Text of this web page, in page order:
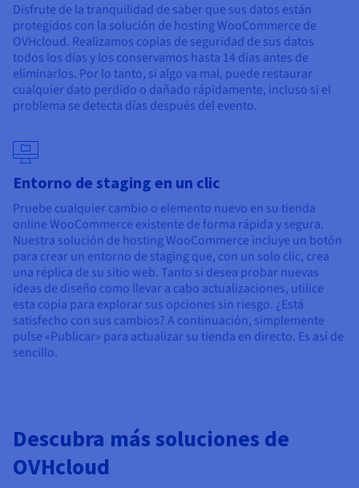
Disfrute de la tranquilidad de saber que sus datos están
protegidos con la solución de hosting WooCommerce de
OVHcloud. Realizamos copias de seguridad de sus datos
todos los días y los conservamos hasta 14 días antes de
eliminarlos. Por lo tanto, si algo va mal, puede restaurar
cualquier dato perdido o dañado rápidamente, incluso si el
problema se detecta días después del evento.
Entorno de staging en un clic
Pruebe cualquier cambio o elemento nuevo en su tienda
online WooCommerce existente de forma rápida y segura.
Nuestra solución de hosting WooCommerce incluye un botón
para crear un entorno de staging que, con un solo clic, crea
una réplica de su sitio web. Tanto si desea probar nuevas
ideas de diseño como llevar a cabo actualizaciones, utilice
esta copia para explorar sus opciones sin riesgo. ¿Está
satisfecho con sus cambios? A continuación, simplemente
pulse «Publicar» para actualizar su tienda en directo. Es así de
sencillo.
Descubra más soluciones de
OVHcloud